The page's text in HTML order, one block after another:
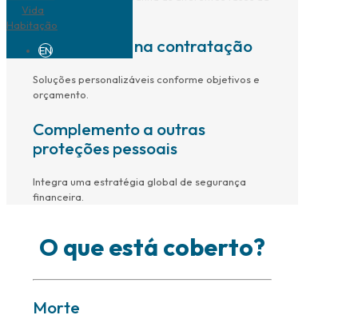
Vida
Habitação
EN
vida.
Flexibilidade na contratação
Soluções personalizáveis conforme objetivos e
orçamento.
Complemento a outras
proteções pessoais
Integra uma estratégia global de segurança
financeira.
O que está coberto?
Morte